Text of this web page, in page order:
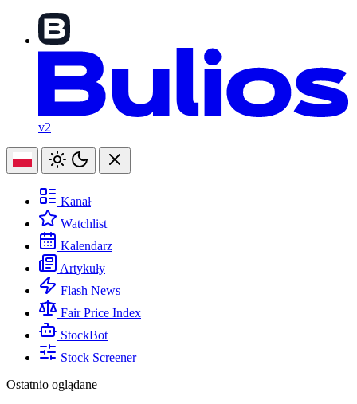
v2
Kanał
Watchlist
Kalendarz
Artykuły
Flash News
Fair Price Index
StockBot
Stock Screener
Ostatnio oglądane